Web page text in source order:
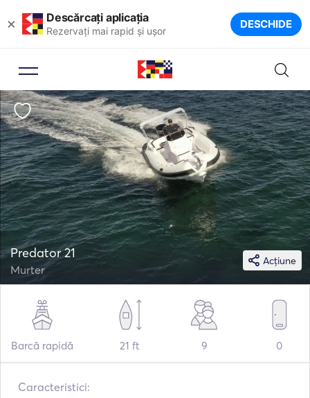
× Descărcați aplicația
Rezervați mai rapid și ușor DESCHIDE
Acțiune
Predator 21
Murter
Barcă rapidă 21 ft 9 0
Caracteristici: